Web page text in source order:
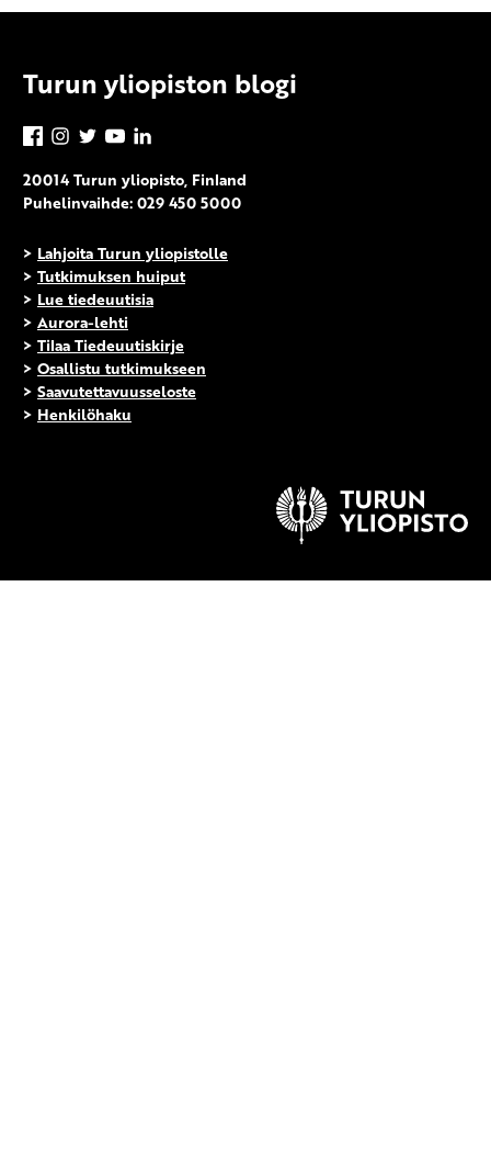
Turun yliopiston blogi
Facebook
Instagram
TwitterYouTube
20014 Turun yliopisto, Finland
Puhelinvaihde: 029 450 5000
> Lahjoita Turun yliopistolle
> Tutkimuksen huiput
> Lue tiedeuutisia
> Aurora-lehti
> Tilaa Tiedeuutiskirje
> Osallistu tutkimukseen
> Saavutettavuusseloste
> Henkilöhaku